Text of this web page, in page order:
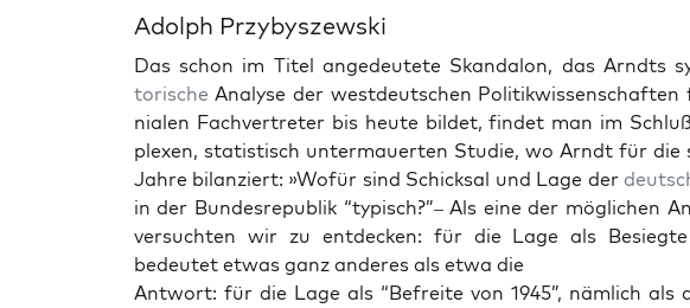
Adolph Przybyszewski
Das schon im Titel angedeutete Skan­dalon, das Arndts
torische Analyse der west­deutschen
ni­alen Fachvertreter bis heute bildet, find­et man im
plex­en, sta­tis­tisch unter­mauerten Studie, wo Arndt für die
Jahre bilanziert: »Wofür sind Schick­sal und Lage der
in der Bun­desre­pub­lik “typ­isch?”– Als eine der möglichen
ver­sucht­en wir zu ent­deck­en: für die Lage als
bedeutet etwas ganz anderes als etwa die
Antwort: für die Lage als “Befre­ite von 1945”, näm­lich